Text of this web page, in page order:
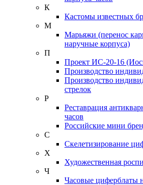
К
Кастомы известных
М
Марьяжи (перенос
наручные корпуса)
П
Проект ИС-20-16
Производство
Производство
стрелок
Р
Реставрация
часов
Российские мини
С
Скелетизирование
Х
Художественная
Ч
Часовые циферблаты